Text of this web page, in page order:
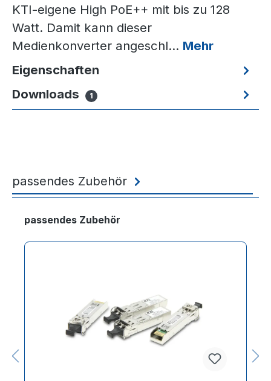
KTI-eigene High PoE++ mit bis zu 128
Watt. Damit kann dieser
Medienkonverter angeschl… Mehr
Eigenschaften
Downloads
1
passendes Zubehör
Produktgalerie überspringen
passendes Zubehör